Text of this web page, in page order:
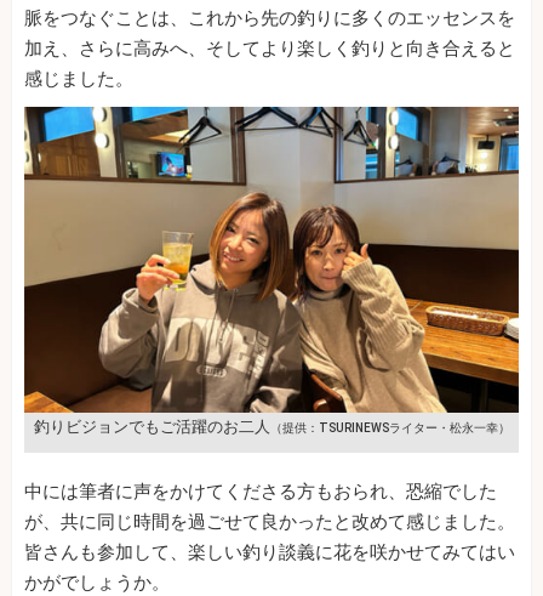
脈をつなぐことは、これから先の釣りに多くのエッセンスを
加え、さらに高みへ、そしてより楽しく釣りと向き合えると
感じました。
釣りビジョンでもご活躍のお二人 （提供：TSURINEWSライター・松永一幸）
中には筆者に声をかけてくださる方もおられ、恐縮でした
が、共に同じ時間を過ごせて良かったと改めて感じました。
皆さんも参加して、楽しい釣り談義に花を咲かせてみてはい
かがでしょうか。